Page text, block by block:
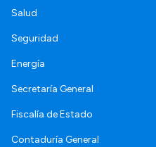
Salud
Seguridad
Energía
Secretaría General
Fiscalía de Estado
Contaduría General